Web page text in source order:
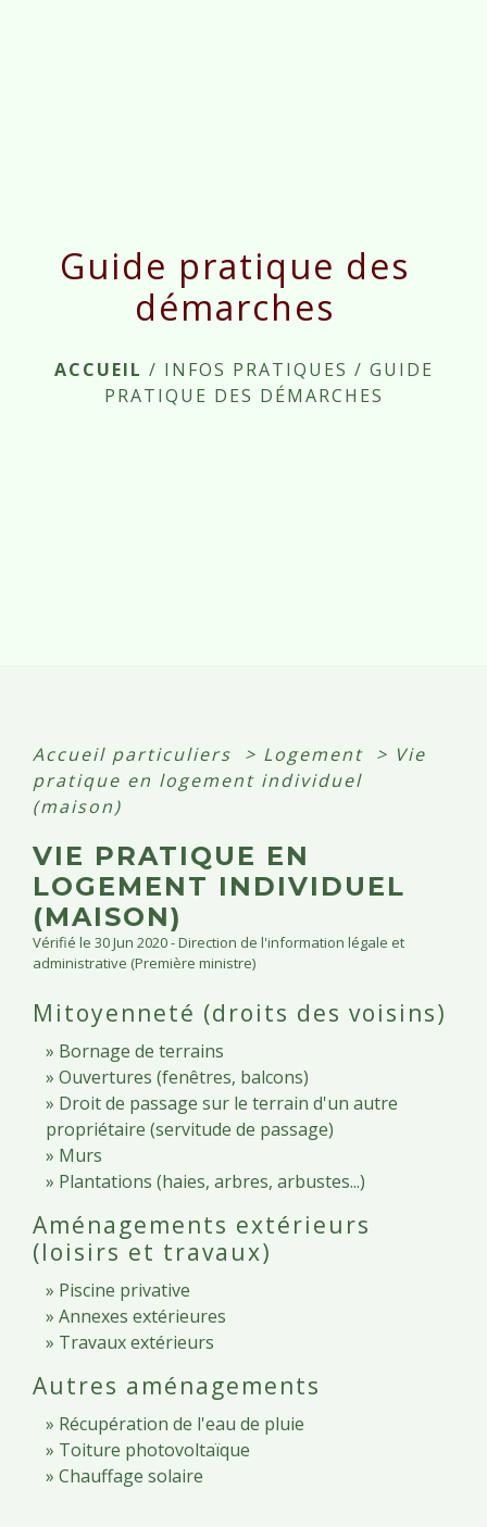
Guide pratique des
démarches
ACCUEIL / INFOS PRATIQUES / GUIDE
PRATIQUE DES DÉMARCHES
Accueil particuliers > Logement > Vie
pratique en logement individuel
(maison)
VIE PRATIQUE EN
LOGEMENT INDIVIDUEL
(MAISON)
Vérifié le 30 Jun 2020 - Direction de l'information légale et
administrative (Première ministre)
Mitoyenneté (droits des voisins)
Bornage de terrains
Ouvertures (fenêtres, balcons)
Droit de passage sur le terrain d'un autre
propriétaire (servitude de passage)
Murs
Plantations (haies, arbres, arbustes...)
Aménagements extérieurs
(loisirs et travaux)
Piscine privative
Annexes extérieures
Travaux extérieurs
Autres aménagements
Récupération de l'eau de pluie
Toiture photovoltaïque
Chauffage solaire